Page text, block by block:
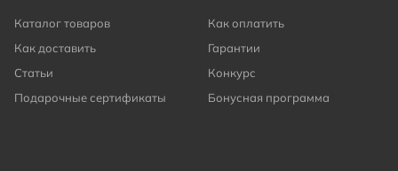
Каталог товаров
Как оплатить
Как доставить
Гарантии
Статьи
Конкурс
Подарочные сертификаты
Бонусная программа